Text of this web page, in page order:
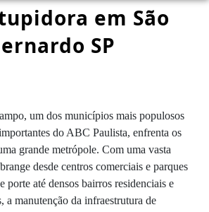
em São
SP
um dos municípios mais populosos
do ABC Paulista, enfrenta os
grande metrópole. Com uma vasta
desde centros comerciais e parques
porte até densos bairros residenciais e
a manutenção da infraestrutura de